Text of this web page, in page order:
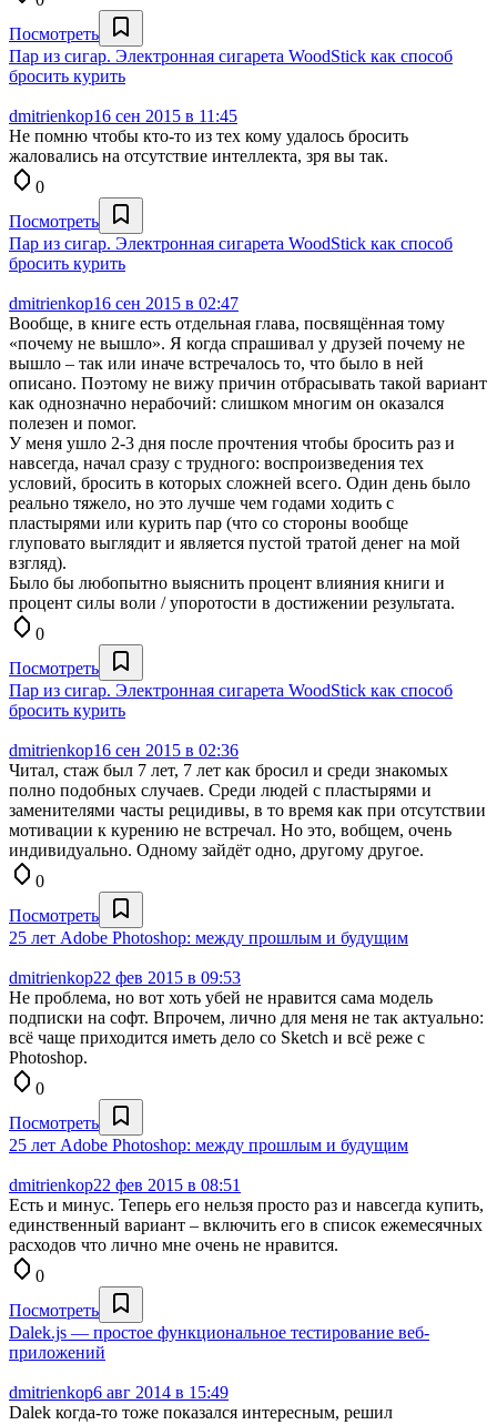
Посмотреть
Пар из сигар. Электронная сигарета WoodStick как способ
бросить курить
dmitrienkop16 сен 2015 в 11:45
Не помню чтобы кто-то из тех кому удалось бросить
жаловались на отсутствие интеллекта, зря вы так.
0
Посмотреть
Пар из сигар. Электронная сигарета WoodStick как способ
бросить курить
dmitrienkop16 сен 2015 в 02:47
Вообще, в книге есть отдельная глава, посвящённая тому
«почему не вышло». Я когда спрашивал у друзей почему не
вышло – так или иначе встречалось то, что было в ней
описано. Поэтому не вижу причин отбрасывать такой вариант
как однозначно нерабочий: слишком многим он оказался
полезен и помог.
У меня ушло 2-3 дня после прочтения чтобы бросить раз и
навсегда, начал сразу с трудного: воспроизведения тех
условий, бросить в которых сложней всего. Один день было
реально тяжело, но это лучше чем годами ходить с
пластырями или курить пар (что со стороны вообще
глуповато выглядит и является пустой тратой денег на мой
взгляд).
Было бы любопытно выяснить процент влияния книги и
процент силы воли / упоротости в достижении результата.
0
Посмотреть
Пар из сигар. Электронная сигарета WoodStick как способ
бросить курить
dmitrienkop16 сен 2015 в 02:36
Читал, стаж был 7 лет, 7 лет как бросил и среди знакомых
полно подобных случаев. Среди людей с пластырями и
заменителями часты рецидивы, в то время как при отсутствии
мотивации к курению не встречал. Но это, вобщем, очень
индивидуально. Одному зайдёт одно, другому другое.
0
Посмотреть
25 лет Adobe Photoshop: между прошлым и будущим
dmitrienkop22 фев 2015 в 09:53
Не проблема, но вот хоть убей не нравится сама модель
подписки на софт. Впрочем, лично для меня не так актуально:
всё чаще приходится иметь дело со Sketch и всё реже с
Photoshop.
0
Посмотреть
25 лет Adobe Photoshop: между прошлым и будущим
dmitrienkop22 фев 2015 в 08:51
Есть и минус. Теперь его нельзя просто раз и навсегда купить,
единственный вариант – включить его в список ежемесячных
расходов что лично мне очень не нравится.
0
Посмотреть
Dalek.js — простое функциональное тестирование веб-
приложений
dmitrienkop6 авг 2014 в 15:49
Dalek когда-то тоже показался интересным, решил